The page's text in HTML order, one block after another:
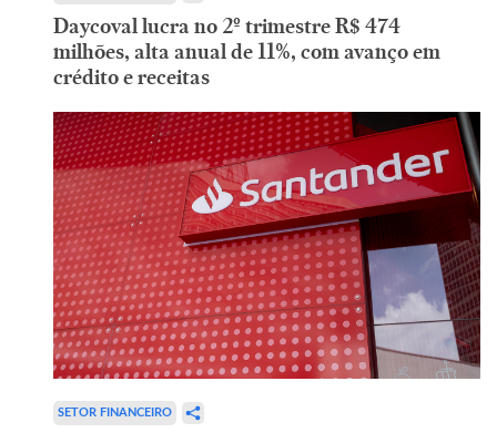
Daycoval lucra no 2º trimestre R$ 474
milhões, alta anual de 11%, com avanço em
crédito e receitas
SETOR FINANCEIRO